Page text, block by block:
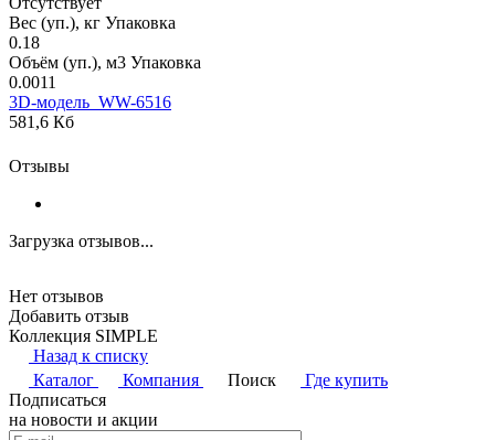
Вес (уп.), кг Упаковка
0.18
Объём (уп.), м3 Упаковка
0.0011
3D-модель_WW-6516
581,6 Кб
Отзывы
Загрузка отзывов...
Нет отзывов
Добавить отзыв
Коллекция SIMPLE
Назад к списку
Каталог
Компания Поиск
Где купить
Подписаться
на новости и акции